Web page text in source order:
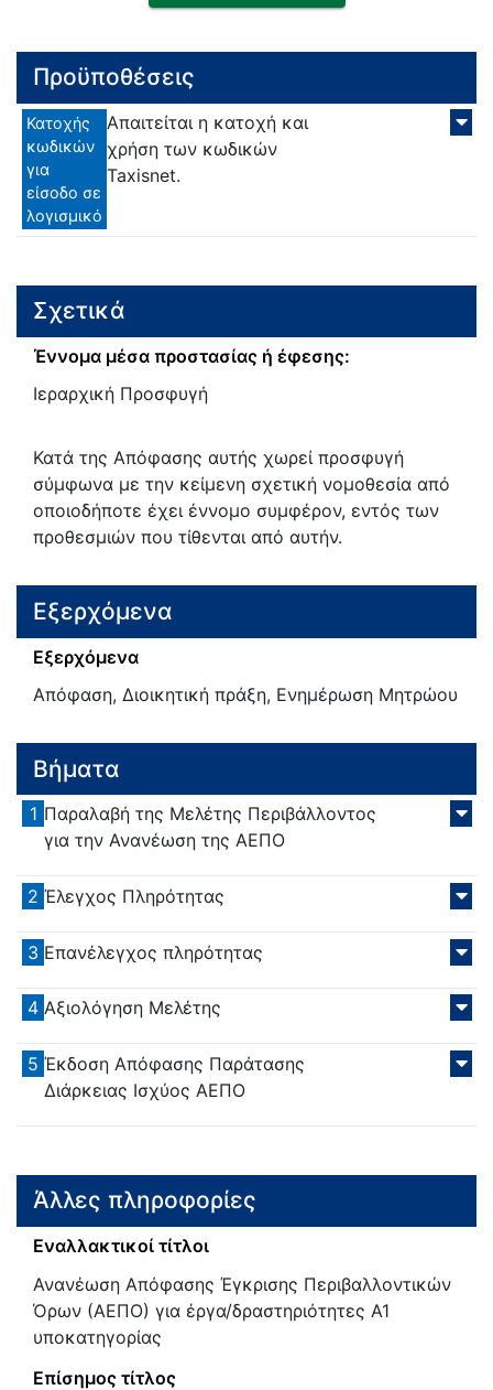
Προϋποθέσεις
Κατοχής
κωδικών
για
είσοδο σε
λογισμικό
Απαιτείται η κατοχή και
χρήση των κωδικών
Taxisnet.
Σχετικά
Έννομα μέσα προστασίας ή έφεσης:
Ιεραρχική Προσφυγή
Κατά της Απόφασης αυτής χωρεί προσφυγή
σύμφωνα με την κείμενη σχετική νομοθεσία από
οποιοδήποτε έχει έννομο συμφέρον, εντός των
προθεσμιών που τίθενται από αυτήν.
Εξερχόμενα
Εξερχόμενα
Απόφαση, Διοικητική πράξη, Ενημέρωση Μητρώου
Βήματα
1 Παραλαβή της Μελέτης Περιβάλλοντος
για την Ανανέωση της ΑΕΠΟ
2 Έλεγχος Πληρότητας
3 Επανέλεγχος πληρότητας
4 Αξιολόγηση Μελέτης
5 Έκδοση Απόφασης Παράτασης
Διάρκειας Ισχύος ΑΕΠΟ
Άλλες πληροφορίες
Εναλλακτικοί τίτλοι
Ανανέωση Απόφασης Έγκρισης Περιβαλλοντικών
Όρων (ΑΕΠΟ) για έργα/δραστηριότητες Α1
υποκατηγορίας
Επίσημος τίτλος